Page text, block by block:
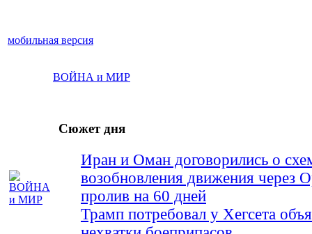
мобильная версия
ВОЙНА и МИР
Сюжет дня
Иран и Оман договорились о
возобновления движения через
пролив на 60 дней
Трамп потребовал у Хегсета